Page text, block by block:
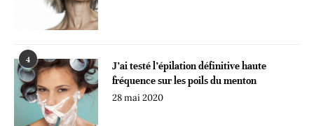
4
J’ai testé l’épilation définitive haute
fréquence sur les poils du menton
28 mai 2020